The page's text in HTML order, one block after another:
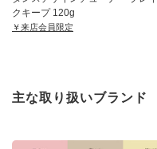
クキープ 120g
￥来店会員限定
主な取り扱いブランド